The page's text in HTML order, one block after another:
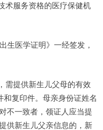
术服务资格的医疗保健机
生医学证明》一经签发，
需提供新生儿父母的有效
和复印件。母亲身份证姓名
不一致者，领证人应当提
供新生儿父亲信息的，新